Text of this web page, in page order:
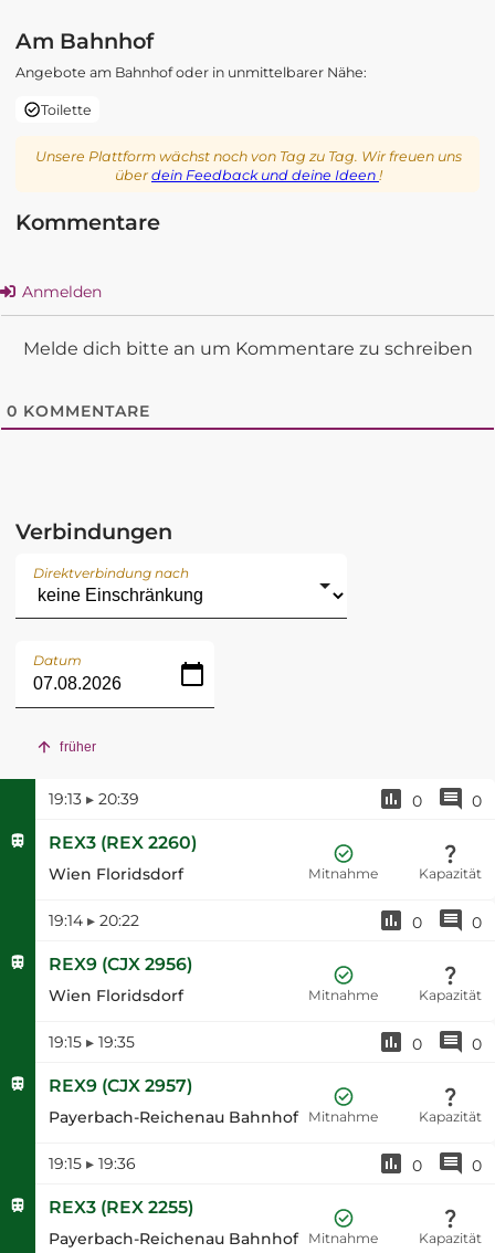
Am Bahnhof
Angebote am Bahnhof oder in unmittelbarer Nähe:
Toilette
Unsere Plattform wächst noch von Tag zu Tag. Wir freuen uns
überdein Feedback und deine Ideen !
Kommentare
Anmelden
Melde dich bitte an um Kommentare zu schreiben
0 KOMMENTARE
Verbindungen
Direktverbindung nach
Datum
früher
19:13 ▸ 20:39 0 0
REX3 (REX 2260)
Wien Floridsdorf Mitnahme Kapazität
19:14 ▸ 20:22 0 0
REX9 (CJX 2956)
Wien Floridsdorf Mitnahme Kapazität
19:15 ▸ 19:35 0 0
REX9 (CJX 2957)
Payerbach-Reichenau Bahnhof Mitnahme Kapazität
19:15 ▸ 19:36 0 0
REX3 (REX 2255)
Payerbach-Reichenau Bahnhof Mitnahme Kapazität